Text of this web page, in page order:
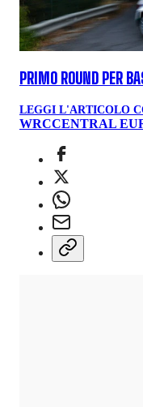
PRIMO ROUND PER
LEGGI L'ARTICOLO
WRCCENTRAL